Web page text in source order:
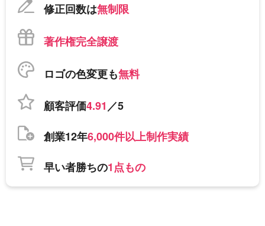
修正回数は無制限
著作権完全譲渡
ロゴの色変更も無料
顧客評価4.91／5
創業12年6,000件以上制作実績
早い者勝ちの1点もの